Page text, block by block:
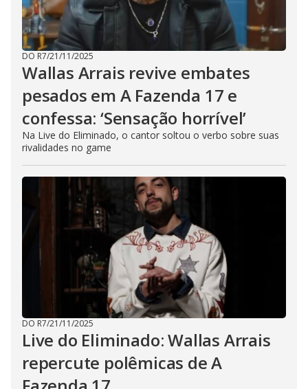
DO R7/21/11/2025
Wallas Arrais revive embates
pesados em A Fazenda 17 e
confessa: ‘Sensação horrível’
Na Live do Eliminado, o cantor soltou o verbo sobre suas
rivalidades no game
DO R7/21/11/2025
Live do Eliminado: Wallas Arrais
repercute polêmicas de A